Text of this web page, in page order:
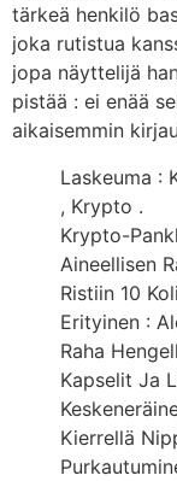
tärkeä henkilö
joka rutistua
jopa näyttelijä
pistää : ei enää
aikaisemmin
Laskeuma :
, Krypto .
Krypto-
Aineellisen
Ristiin 10
Erityinen :
Raha
Kapselit Ja
Kierrellä